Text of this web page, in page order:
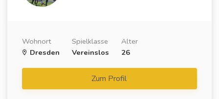
Wohnort
Dresden
Spielklasse
Vereinslos
Alter
26
Zum Profil